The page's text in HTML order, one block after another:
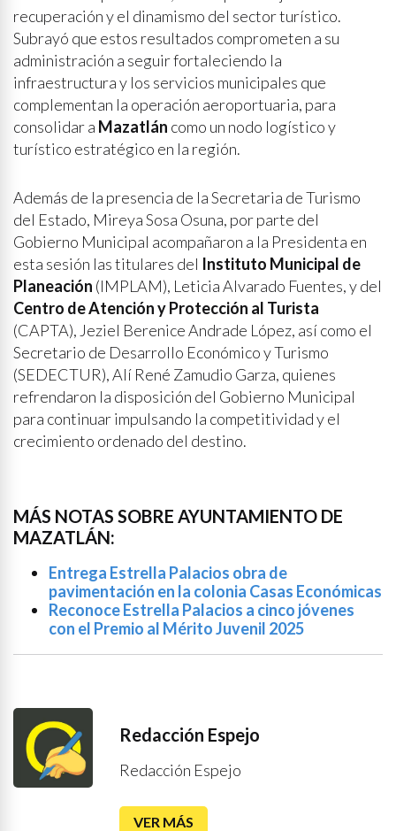
recuperación y el dinamismo del sector turístico.
Subrayó que estos resultados comprometen a su
administración a seguir fortaleciendo la
infraestructura y los servicios municipales que
complementan la operación aeroportuaria, para
consolidar a Mazatlán como un nodo logístico y
turístico estratégico en la región.
Además de la presencia de la Secretaria de Turismo
del Estado, Mireya Sosa Osuna, por parte del
Gobierno Municipal acompañaron a la Presidenta en
esta sesión las titulares del Instituto Municipal de
Planeación (IMPLAM), Leticia Alvarado Fuentes, y del
Centro de Atención y Protección al Turista
(CAPTA), Jeziel Berenice Andrade López, así como el
Secretario de Desarrollo Económico y Turismo
(SEDECTUR), Alí René Zamudio Garza, quienes
refrendaron la disposición del Gobierno Municipal
para continuar impulsando la competitividad y el
crecimiento ordenado del destino.
MÁS NOTAS SOBRE AYUNTAMIENTO DE
MAZATLÁN:
Entrega Estrella Palacios obra de
pavimentación en la colonia Casas Económicas
Reconoce Estrella Palacios a cinco jóvenes
con el Premio al Mérito Juvenil 2025
Redacción Espejo
Redacción Espejo
VER MÁS